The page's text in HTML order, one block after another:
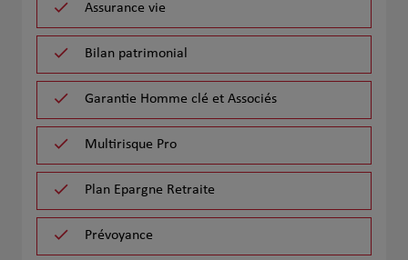
Assurance vie
Bilan patrimonial
Garantie Homme clé et Associés
Multirisque Pro
Plan Epargne Retraite
Prévoyance